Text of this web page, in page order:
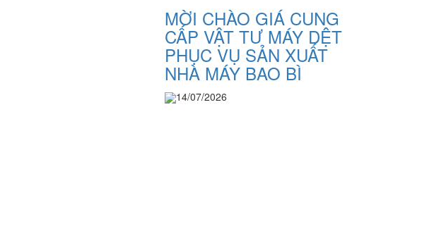
MỜI CHÀO GIÁ CUNG
CẤP VẬT TƯ MÁY DỆT
PHỤC VỤ SẢN XUẤT
NHÀ MÁY BAO BÌ
14/07/2026